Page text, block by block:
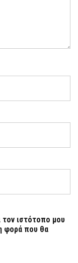
ιστότοπο μου
φορά που θα